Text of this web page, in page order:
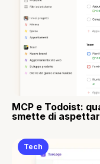
MCP e Todoist:
smette di
Tech